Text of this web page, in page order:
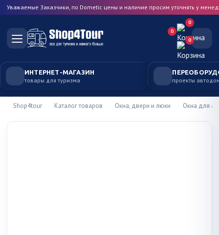
Уважаемые Заказчики, по Dometic цены и наличие просим уточнять у
0
0
0
ИНТЕРНЕТ-МАГАЗИН
товары для туризма проекты
Shop4tour Каталог товаров Окна, двери и люки Окна для